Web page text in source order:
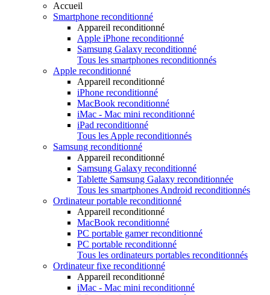
Accueil
Smartphone reconditionné
Appareil reconditionné
Apple iPhone reconditionné
Samsung Galaxy reconditionné
Tous les smartphones reconditionnés
Apple reconditionné
Appareil reconditionné
iPhone reconditionné
MacBook reconditionné
iMac - Mac mini reconditionné
iPad reconditionné
Tous les Apple reconditionnés
Samsung reconditionné
Appareil reconditionné
Samsung Galaxy reconditionné
Tablette Samsung Galaxy reconditionnée
Tous les smartphones Android reconditionnés
Ordinateur portable reconditionné
Appareil reconditionné
MacBook reconditionné
PC portable gamer reconditionné
PC portable reconditionné
Tous les ordinateurs portables reconditionnés
Ordinateur fixe reconditionné
Appareil reconditionné
iMac - Mac mini reconditionné